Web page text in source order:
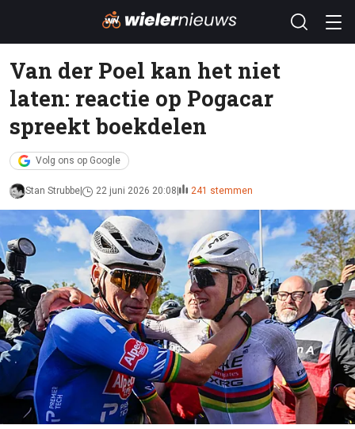
Van der Poel kan het niet
laten: reactie op Pogacar
spreekt boekdelen
Volg ons op Google
Stan Strubbe 22 juni 2026 20:08 241 stemmen